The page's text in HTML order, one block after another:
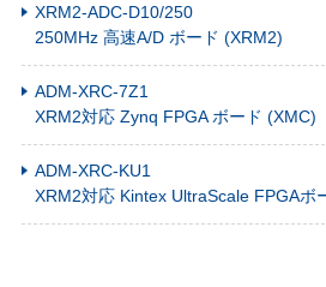
XRM2-ADC-D10/250
250MHz 高速A/D ボード (XRM2)
ADM-XRC-7Z1
XRM2対応 Zynq FPGA ボード (XMC)
ADM-XRC-KU1
XRM2対応 Kintex UltraScale FPGAボ